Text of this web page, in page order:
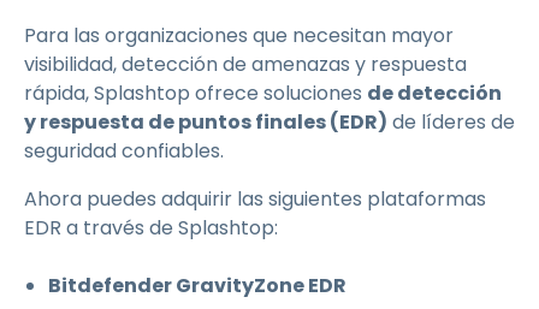
Para las organizaciones que necesitan mayor
visibilidad, detección de amenazas y respuesta
rápida, Splashtop ofrece soluciones de detección
y respuesta de puntos finales (EDR) de líderes de
seguridad confiables.
Ahora puedes adquirir las siguientes plataformas
EDR a través de Splashtop:
Bitdefender GravityZone EDR